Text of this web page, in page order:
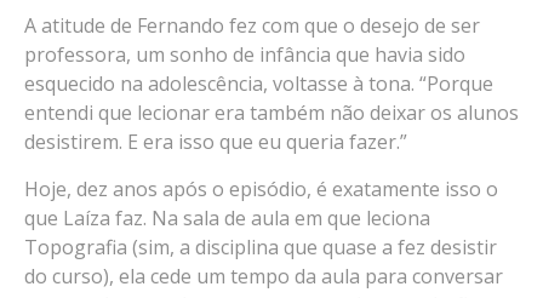
A atitude de Fernando fez com que o desejo de ser
professora, um sonho de infância que havia sido
esquecido na adolescência, voltasse à tona. “Porque
entendi que lecionar era também não deixar os alunos
desistirem. E era isso que eu queria fazer.”
Hoje, dez anos após o episódio, é exatamente isso o
que Laíza faz. Na sala de aula em que leciona
Topografia (sim, a disciplina que quase a fez desistir
do curso), ela cede um tempo da aula para conversar